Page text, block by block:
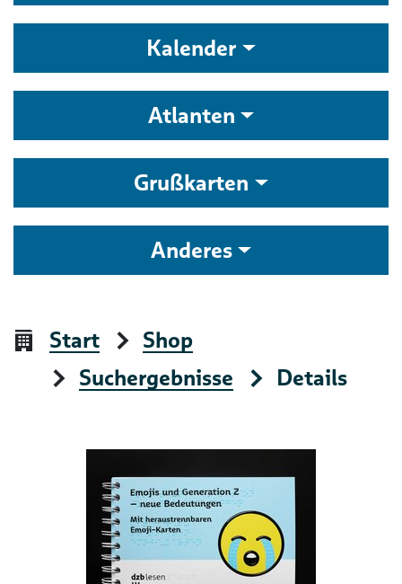
Kalender
Atlanten
Grußkarten
Anderes
Start
Shop
Suchergebnisse
Details